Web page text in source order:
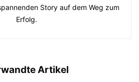
Story auf dem Weg zum
Erfolg.
Artikel